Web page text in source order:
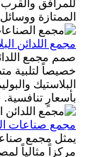
للمرافق والقرب
الممتازة ووسائل
مجمع اللدائن
صمم مجمع اللدائن
خصيصاً لتلبية
البلاستيك
بأسعارٍ تنافسية.
مجمع صناعات
يمثل مجمع
مركزاً مثالياً